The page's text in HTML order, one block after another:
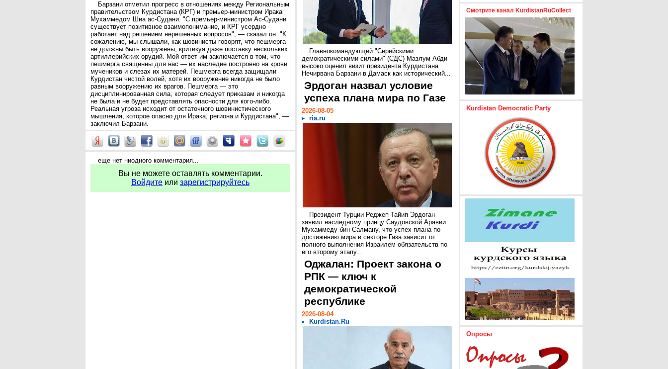
Барзани отметил прогресс в отношениях между Региональным
правительством Курдистана (КРГ) и премьер-министром Ирака
Мухаммедом Шиа ас-Судани. "С премьер-министром Ас-Судани
существует позитивное взаимопонимание, и КРГ усердно
работает над решением нерешенных вопросов", — сказал он. "К
сожалению, мы слышали, как шовинисты говорят, что пешмерга
не должны быть вооружены, критикуя даже поставку нескольких
артиллерийских орудий. Мой ответ им заключается в том, что
пешмерга священны для нас — их наследие построено на крови
мучеников и слезах их матерей. Пешмерга всегда защищали
Курдистан чистой волей, хотя их вооружение никогда не было
равным вооружению их врагов. Пешмерга — это
дисциплинированная сила, которая следует приказам и никогда
не была и не будет представлять опасности для кого-либо.
Реальная угроза исходит от остаточного шовинистического
мышления, которое опасно для Ирака, региона и Курдистана", —
заключил Барзани.
еще нет ниодного комментария...
Вы не можете оставлять комментарии.
Войдите или зарегистрируйтесь
Главнокомандующий "Сирийскими
демократическими силами" (СДС) Мазлум Абди
высоко оценил визит президента Курдистана
Нечирвана Барзани в Дамаск как исторический...
Эрдоган назвал условие
успеха плана мира по Газе
2026-08-05
ria.ru
Президент Турции Реджеп Тайип Эрдоган
заявил наследному принцу Саудовской Аравии
Мухаммеду бин Салману, что успех плана по
достижению мира в секторе Газа зависит от
полного выполнения Израилем обязательств по
его второму этапу...
Оджалан: Проект закона о
РПК — ключ к
демократической
республике
2026-08-04
Kurdistan.Ru
Смотрите канал KurdistanRuCollect
Kurdistan Democratic Party
Опросы